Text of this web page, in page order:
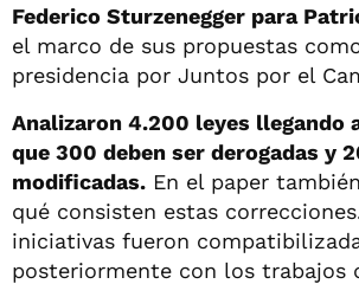
Federico Sturzenegger para
el marco de sus propuestas
presidencia por Juntos por el
Analizaron 4.200 leyes llegando
que 300 deben ser derogadas y
modificadas. En el paper
qué consisten estas
iniciativas fueron
posteriormente con los trabajos